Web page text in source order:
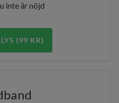
inte är nöjd
(99 KR)